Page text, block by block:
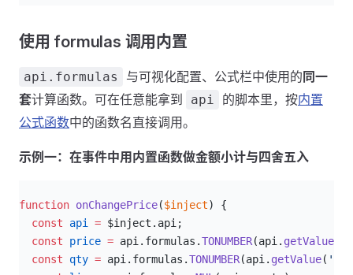
使用 formulas 调用内置
api.formulas 与可视化配置、公式栏中使用的 同一
套计算函数。可在任意能拿到 api 的脚本里，按内置
公式函数中的函数名直接调用。
示例一：在事件中用内置函数做金额小计与四舍五入
function onChangePrice($inject) {
  const
api = $inject.api;
  const
price = api.formulas.TONUMBER(api. getValue
  const
qty = api.formulas.TONUMBER(api. getValue(